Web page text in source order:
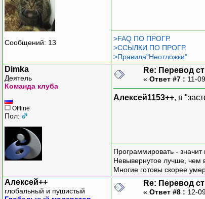
Сообщений: 13
>FAQ ПО ПРОГР.
>ССЫЛКИ ПО ПРОГР.
>Правила"Неотложки"
Dimka
Деятель
Команда клуба
Offline
Пол:
Re: Перевод
« Ответ #7 : 11-
Алексей1153++, я
Программировать -
Невывернутое лучше, чем
Многие готовы скорее
Алексей++
глобальный и пушистый
Re: Перевод
« Ответ #8 : 12-